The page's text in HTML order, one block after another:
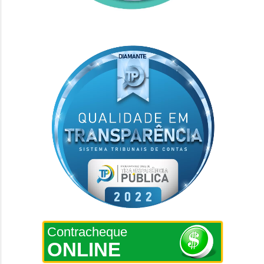
Contracheque
ONLINE